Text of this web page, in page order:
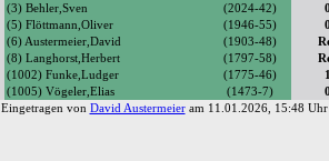
(3) Behler,Sven (2024-42)
(5) Flöttmann,Oliver (1946-55)
(6) Austermeier,David (1903-48)
(8) Langhorst,Herbert (1797-58)
(1002) Funke,Ludger (1775-46)
(1005) Vögeler,Elias (1473-7)
Eingetragen von David Austermeieram 11.01.2026, 15:48